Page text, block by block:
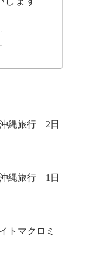
縄旅行 2日
縄旅行 1日
トマクロミ